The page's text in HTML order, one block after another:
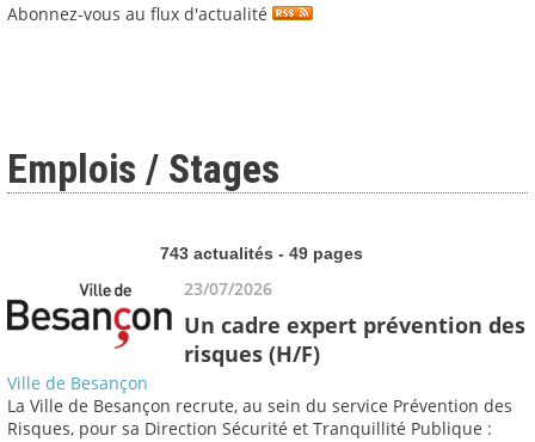
Abonnez-vous au flux d'actualité
Emplois / Stages
743 actualités - 49 pages
23/07/2026
Un cadre expert prévention des
risques (H/F)
Ville de Besançon
La Ville de Besançon recrute, au sein du service Prévention des
Risques, pour sa Direction Sécurité et Tranquillité Publique :